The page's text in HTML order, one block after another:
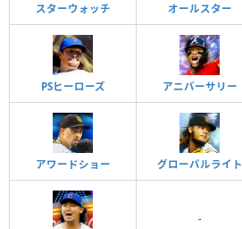
スターウォッチ オールスター
PSヒーローズ アニバーサリー
アワードショー グローバルライト
-